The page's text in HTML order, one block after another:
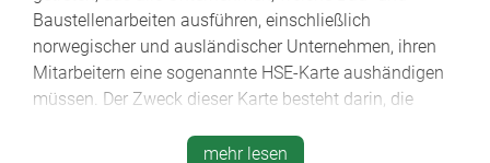
Baustellenarbeiten ausführen, einschließlich
norwegischer und ausländischer Unternehmen, ihren
Mitarbeitern eine sogenannte HSE-Karte aushändigen
müssen. Der Zweck dieser Karte besteht darin, die
Arbeitgeber der Person anzugeben. Auf diese Weise
mehr lesen